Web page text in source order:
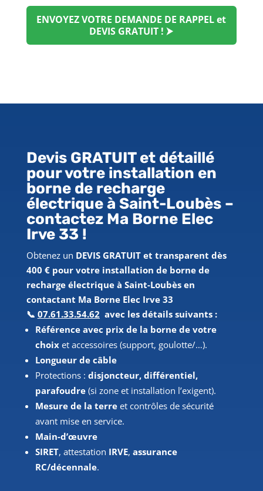
ENVOYEZ VOTRE DEMANDE DE RAPPEL et
DEVIS GRATUIT ! ⮞
Devis GRATUIT et détaillé
pour votre installation en
borne de recharge
électriqueà Saint-Loubès–
contactez Ma Borne Elec
Irve 33 !
Obtenez un DEVIS GRATUIT et transparent dès
400 € pour votre installation de borne de
recharge électrique à Saint-Loubès en
contactant Ma Borne Elec Irve 33
📞 07.61.33.54.62 avec les détails suivants :
Référence avec prix de la borne de votre
choixet accessoires (support, goulotte/…).
Longueur de câble
Protections : disjoncteur, différentiel,
parafoudre(si zone et installation l’exigent).
Mesure de la terreet contrôles de sécurité
avant mise en service.
Main-d’œuvre
SIRET, attestation IRVE, assurance
RC/décennale.